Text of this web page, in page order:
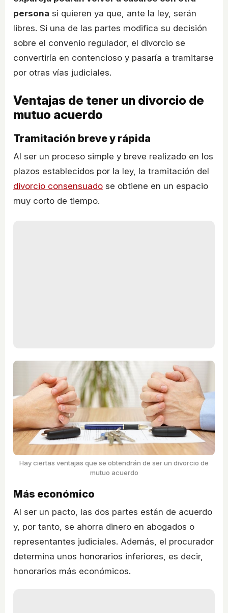
persona si quieren ya que, ante la ley, serán
libres. Si una de las partes modifica su decisión
sobre el convenio regulador, el divorcio se
convertiría en contencioso y pasaría a tramitarse
por otras vías judiciales.
Ventajas de tener un divorcio de
mutuo acuerdo
Tramitación breve y rápida
Al ser un proceso simple y breve realizado en los
plazos establecidos por la ley, la tramitación del
divorcio consensuado se obtiene en un espacio
muy corto de tiempo.
Hay ciertas ventajas que se obtendrán de ser un divorcio de
mutuo acuerdo
Más económico
Al ser un pacto, las dos partes están de acuerdo
y, por tanto, se ahorra dinero en abogados o
representantes judiciales. Además, el procurador
determina unos honorarios inferiores, es decir,
honorarios más económicos.